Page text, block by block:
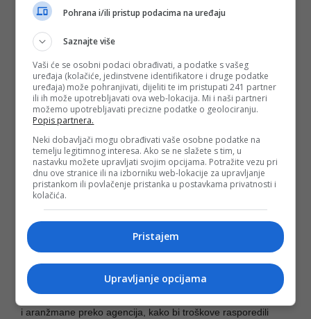
Četvoročlana porodica može da ljetuje i sa 600 eura
ukupno?
Računica za ljetovanje u Grčkoj ove godine najviše zavisi od
termina putovanja. U predsezoni, prema računici sa svim
uštedama uzetim u obzir, četvoročlana porodica koja putuje
sopstvenim automobilom i dio hrane nosi iz Srbije može da
provede deset dana na moru za oko 500 do 600 evra
ukupno.
120 do 200 eura za deset dana, dok se za gorivo, putarine i
ostale troškove puta izdvaja još oko 300 eura. Dodatni
trošak predstavljaju hrana i piće, pa porodice često
unaprijed kupuju namirnice u Srbiji, neretko i na čekove,
kako bi smanjile troškove na samoj destinaciji.
koji u predsezoni košta oko 180 eura, tokom ljeta dostiže i
700 do 800 eura za deset dana. Kada se dodaju prevoz,
hrana i dnevni troškovi, ljetovanje za četvoročlanu porodicu
teško može da izađe manje od 1.500 eura.
Sagovornici zaključuju da upravo zbog velikih sezonskih
i aranžmane preko agencija, kako bi troškove rasporedili
Pohrana i/ili pristup podacima na uređaju
Saznajte više
Vaši će se osobni podaci obrađivati, a podatke s vašeg
uređaja (kolačiće, jedinstvene identifikatore i druge podatke
uređaja) može pohranjivati, dijeliti te im pristupati 241 partner
ili ih može upotrebljavati ova web-lokacija. Mi i naši partneri
možemo upotrebljavati precizne podatke o geolociranju.
Popis partnera.
Neki dobavljači mogu obrađivati vaše osobne podatke na
temelju legitimnog interesa. Ako se ne slažete s tim, u
nastavku možete upravljati svojim opcijama. Potražite vezu pri
dnu ove stranice ili na izborniku web-lokacije za upravljanje
pristankom ili povlačenje pristanka u postavkama privatnosti i
kolačića.
Pristajem
Upravljanje opcijama